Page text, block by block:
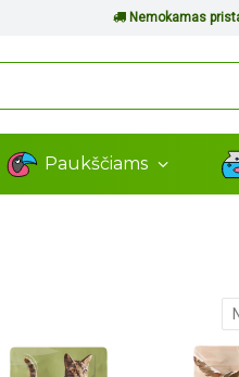
Nemokamas
Paukščiams